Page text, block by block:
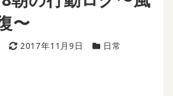
〜
更新日
2017年11月9日 カテゴリー
日常